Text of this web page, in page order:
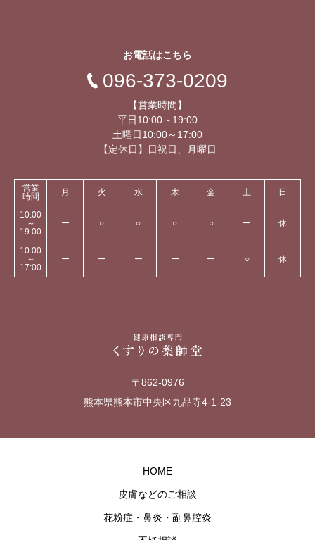
お電話はこちら
096-373-0209
【営業時間】
平日10:00～19:00
土曜日10:00～17:00
【定休日】日祝日、月曜日
営業
時間
月 火 水 木 金 土 日
10:00
～
19:00
ー ○ ○ ○ ○ ー 休
10:00
～
17:00
ー ー ー ー ー ○ 休
〒862-0976
熊本県熊本市中央区九品寺4-1-23
HOME
皮膚などのご相談
花粉症・鼻炎・副鼻腔炎